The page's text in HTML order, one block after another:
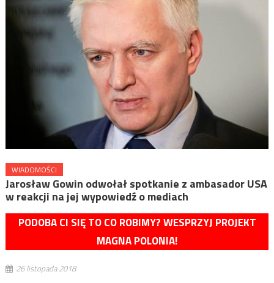
WIADOMOŚCI
Jarosław Gowin odwołał spotkanie z ambasador USA
w reakcji na jej wypowiedź o mediach
PODOBA CI SIĘ TO CO ROBIMY? WESPRZYJ PROJEKT
MAGNA POLONIA!
26 listopada 2018